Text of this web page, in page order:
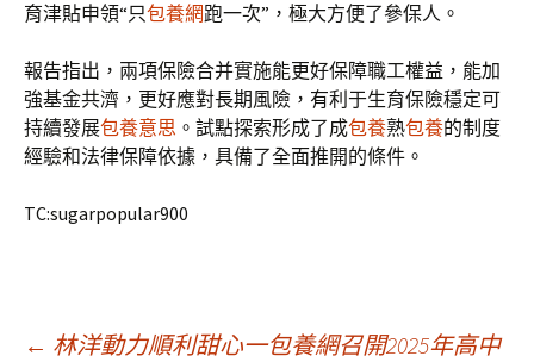
育津貼申領“只包養網跑一次”，極大方便了參保人。
報告指出，兩項保險合并實施能更好保障職工權益，能加
強基金共濟，更好應對長期風險，有利于生育保險穩定可
持續發展包養意思 。試點探索形成了成包養熟包養的制度
經驗和法律保障依據，具備了全面推開的條件。
TC:sugarpopular900
← 林洋動力順利甜心一包養網召開2025年高中